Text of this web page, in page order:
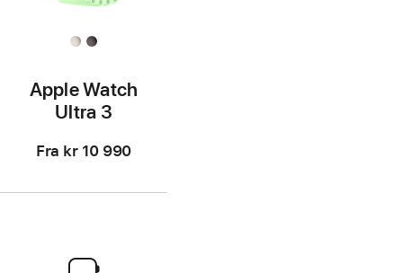
Apple Watch
Ultra 3
Fra kr 10 990